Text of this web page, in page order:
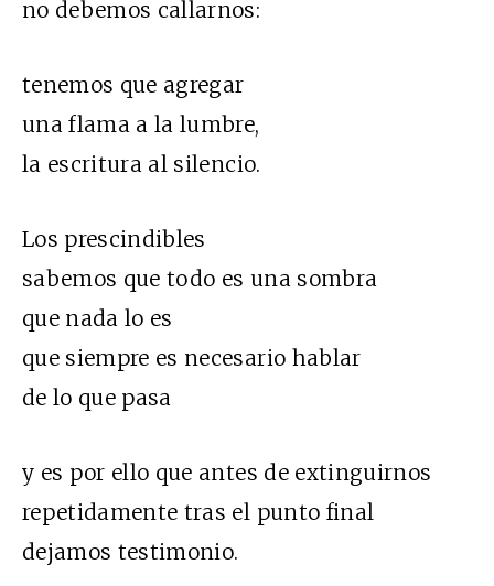
no debemos callarnos:
tenemos que agregar
una flama a la lumbre,
la escritura al silencio.
Los prescindibles
sabemos que todo es una sombra
que nada lo es
que siempre es necesario hablar
de lo que pasa
y es por ello que antes de extinguirnos
repetidamente tras el punto final
dejamos testimonio.